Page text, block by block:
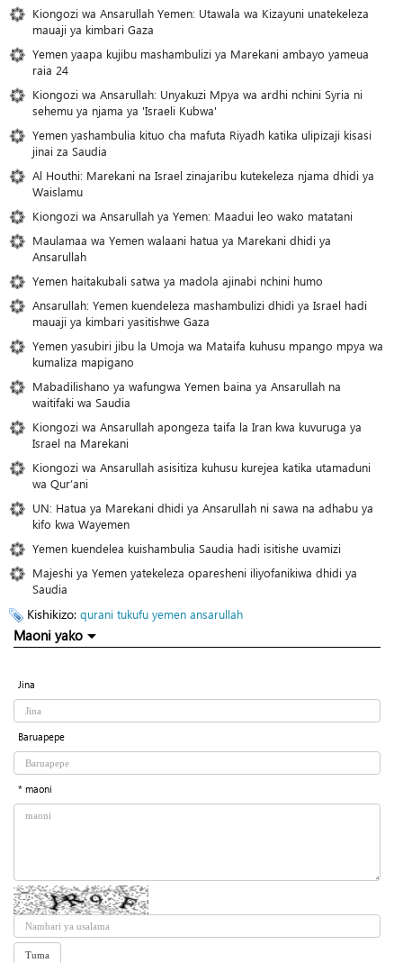
Kiongozi wa Ansarullah Yemen: Utawala wa Kizayuni unatekeleza
mauaji ya kimbari Gaza
Yemen yaapa kujibu mashambulizi ya Marekani ambayo yameua
raia 24
Kiongozi wa Ansarullah: Unyakuzi Mpya wa ardhi nchini Syria ni
sehemu ya njama ya 'Israeli Kubwa'
Yemen yashambulia kituo cha mafuta Riyadh katika ulipizaji kisasi
jinai za Saudia
Al Houthi: Marekani na Israel zinajaribu kutekeleza njama dhidi ya
Waislamu
Kiongozi wa Ansarullah ya Yemen: Maadui leo wako matatani
Maulamaa wa Yemen walaani hatua ya Marekani dhidi ya
Ansarullah
Yemen haitakubali satwa ya madola ajinabi nchini humo
Ansarullah: Yemen kuendeleza mashambulizi dhidi ya Israel hadi
mauaji ya kimbari yasitishwe Gaza
Yemen yasubiri jibu la Umoja wa Mataifa kuhusu mpango mpya wa
kumaliza mapigano
Mabadilishano ya wafungwa Yemen baina ya Ansarullah na
waitifaki wa Saudia
Kiongozi wa Ansarullah apongeza taifa la Iran kwa kuvuruga ya
Israel na Marekani
Kiongozi wa Ansarullah asisitiza kuhusu kurejea katika utamaduni
wa Qur’ani
UN: Hatua ya Marekani dhidi ya Ansarullah ni sawa na adhabu ya
kifo kwa Wayemen
Yemen kuendelea kuishambulia Saudia hadi isitishe uvamizi
Majeshi ya Yemen yatekeleza oparesheni iliyofanikiwa dhidi ya
Saudia
Kishikizo: qurani tukufu yemen ansarullah
Maoni yako
Jina
Baruapepe
* maoni